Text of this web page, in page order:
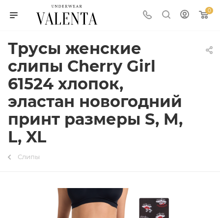
0
Трусы женские
слипы Cherry Girl
61524 хлопок,
эластан новогодний
принт размеры S, M,
L, XL
Слипы